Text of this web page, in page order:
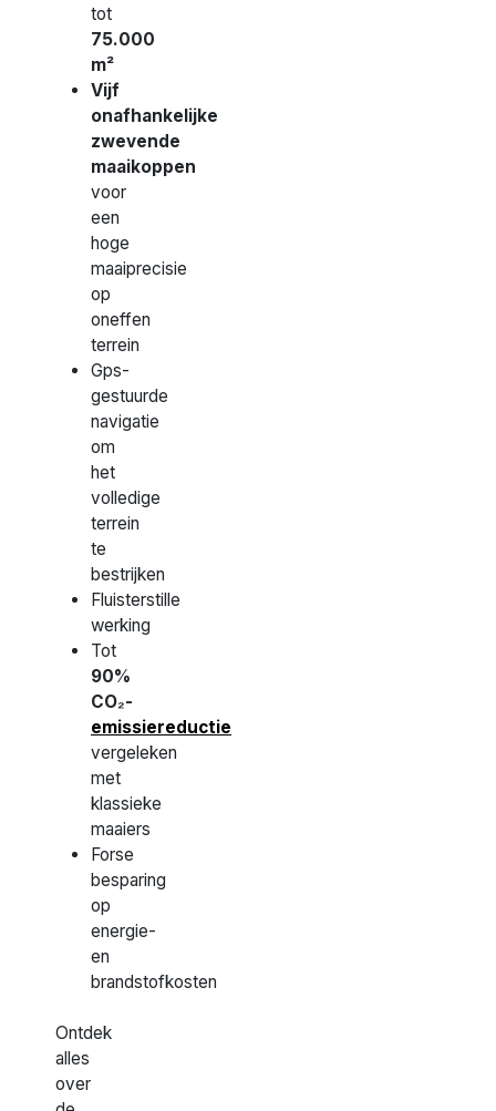
tot
75.000
m²
Vijf
onafhankelijke
zwevende
maaikoppen
voor
een
hoge
maaiprecisie
op
oneffen
terrein
Gps-
gestuurde
navigatie
om
het
volledige
terrein
te
bestrijken
Fluisterstille
werking
Tot
90%
CO₂-
emissiereductie
vergeleken
met
klassieke
maaiers
Forse
besparing
op
energie-
en
brandstofkosten
Ontdek
alles
over